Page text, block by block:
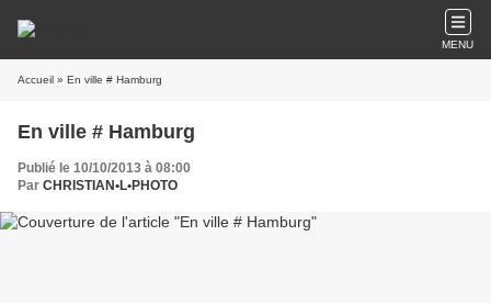
MENU
Accueil » En ville # Hamburg
En ville # Hamburg
Publié le 10/10/2013 à 08:00
Par CHRISTIAN•L•PHOTO